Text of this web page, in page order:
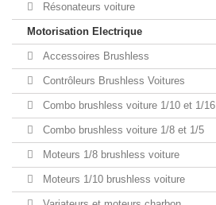
Résonateurs voiture
Motorisation Electrique
Accessoires Brushless
Contrôleurs Brushless Voitures
Combo brushless voiture 1/10 et 1/16
Combo brushless voiture 1/8 et 1/5
Moteurs 1/8 brushless voiture
Moteurs 1/10 brushless voiture